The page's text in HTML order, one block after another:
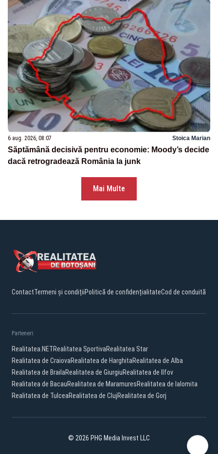
6 aug. 2026, 08:07 Stoica Marian
Săptămână decisivă pentru economie: Moody’s decide
dacă retrogradează România la junk
Mai Multe
ContactTermeni și condițiiPolitică de confidențialitateCod de conduită
Parteneri:
Realitatea.NETRealitatea SportivaRealitatea Star
Realitatea de CraiovaRealitatea de HarghitaRealitatea de Alba
Realitatea de BrailaRealitatea de GiurgiuRealitatea de Ilfov
Realitatea de BacauRealitatea de MaramuresRealitatea de Ialomita
Realitatea de TulceaRealitatea de ClujRealitatea de Gorj
© 2026 PHG Media Invest LLC